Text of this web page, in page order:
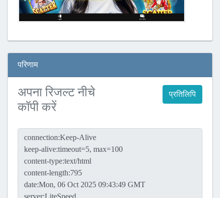
परिणाम
अपना रिजल्ट नीचे
कॉपी करें
प्रतिलिपि